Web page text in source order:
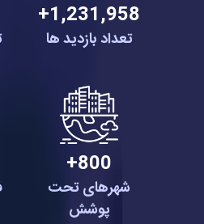
1,231,958+
تعداد بازدید ها
800+
شهرهای تحت
پوشش